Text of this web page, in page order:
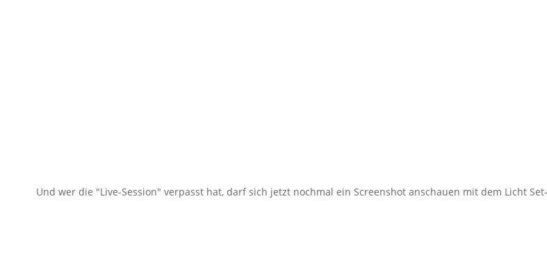
Und wer die "Live-Session" verpasst hat, darf sich jetzt nochmal ein Screenshot anschauen mit dem Licht